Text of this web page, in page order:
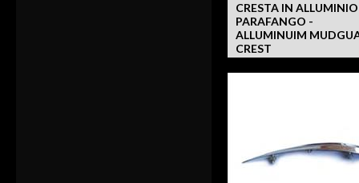
CRESTA IN ALLUMINIO
PARAFANGO -
ALLUMINUIM
CREST